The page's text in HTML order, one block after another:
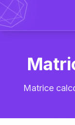
Matrice